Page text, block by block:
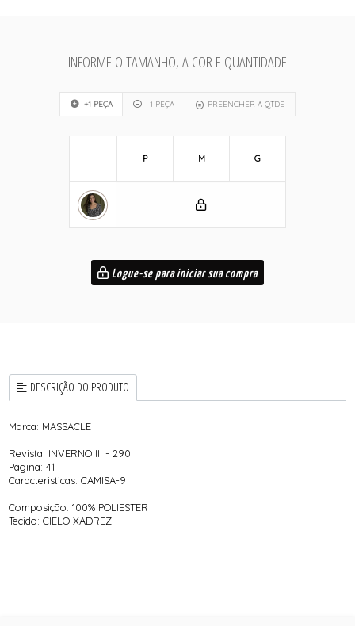
INFORME O TAMANHO, A COR E QUANTIDADE
+1 PEÇA -1 PEÇA PREENCHER A QTDE
P M G
Logue-se para iniciar sua compra
DESCRIÇÃO DO PRODUTO
Marca: MASSACLE
Revista: INVERNO III - 290
Pagina: 41
Caracteristicas: CAMISA-9
Composição: 100% POLIESTER
Tecido: CIELO XADREZ